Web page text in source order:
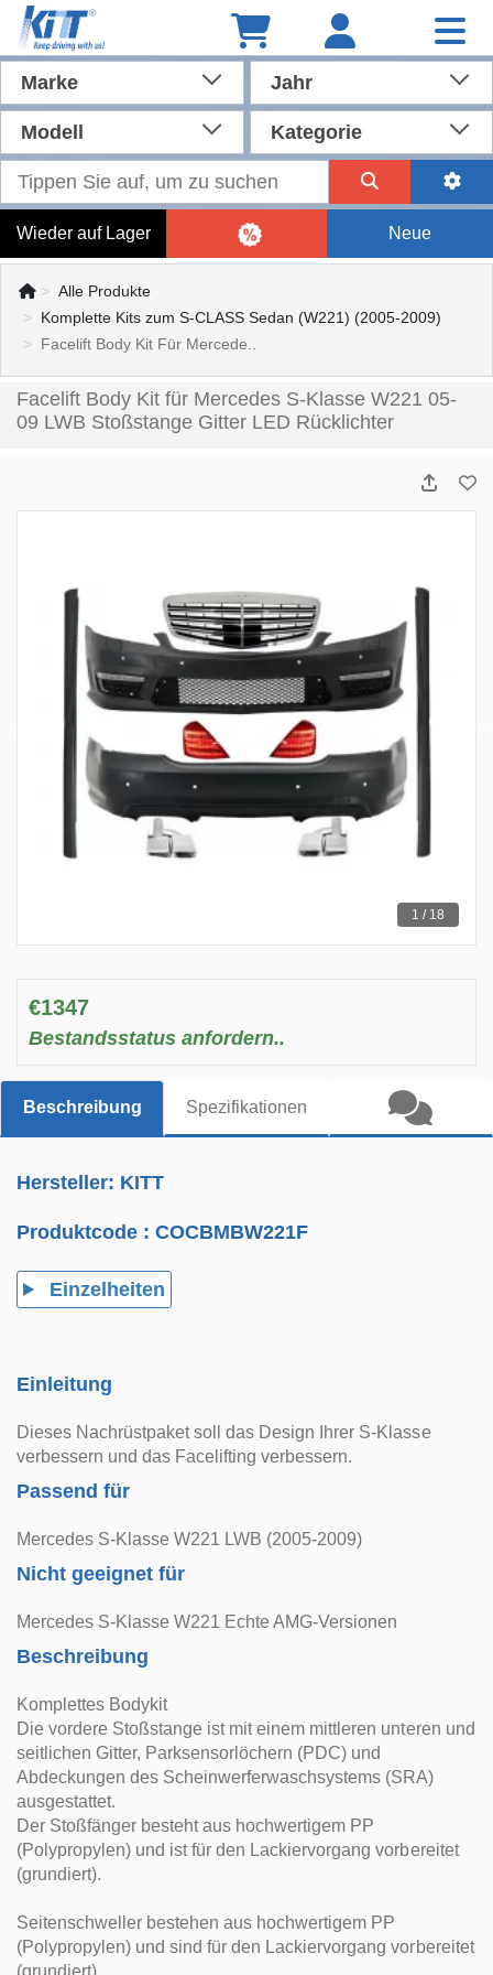
Marke Jahr
Modell Kategorie
Wieder auf Lager Neue
Alle Produkte
Komplette Kits zum S-CLASS Sedan (W221) (2005-2009)
Facelift Body Kit Für Mercede..
Facelift Body Kit für Mercedes S-Klasse W221 05-
09 LWB Stoßstange Gitter LED Rücklichter
1 / 18
€1347
Bestandsstatus anfordern..
Beschreibung Spezifikationen
Hersteller: KITT
Produktcode :COCBMBW221F
Einzelheiten
Einleitung
Dieses Nachrüstpaket soll das Design Ihrer S-Klasse
verbessern und das Facelifting verbessern.
Passend für
Mercedes S-Klasse W221 LWB (2005-2009)
Nicht geeignet für
Mercedes S-Klasse W221 Echte AMG-Versionen
Beschreibung
Komplettes Bodykit
Die vordere Stoßstange ist mit einem mittleren unteren und
seitlichen Gitter, Parksensorlöchern (PDC) und
Abdeckungen des Scheinwerferwaschsystems (SRA)
ausgestattet.
Der Stoßfänger besteht aus hochwertigem PP
(Polypropylen) und ist für den Lackiervorgang vorbereitet
(grundiert).
Seitenschweller bestehen aus hochwertigem PP
(Polypropylen) und sind für den Lackiervorgang vorbereitet
(grundiert).